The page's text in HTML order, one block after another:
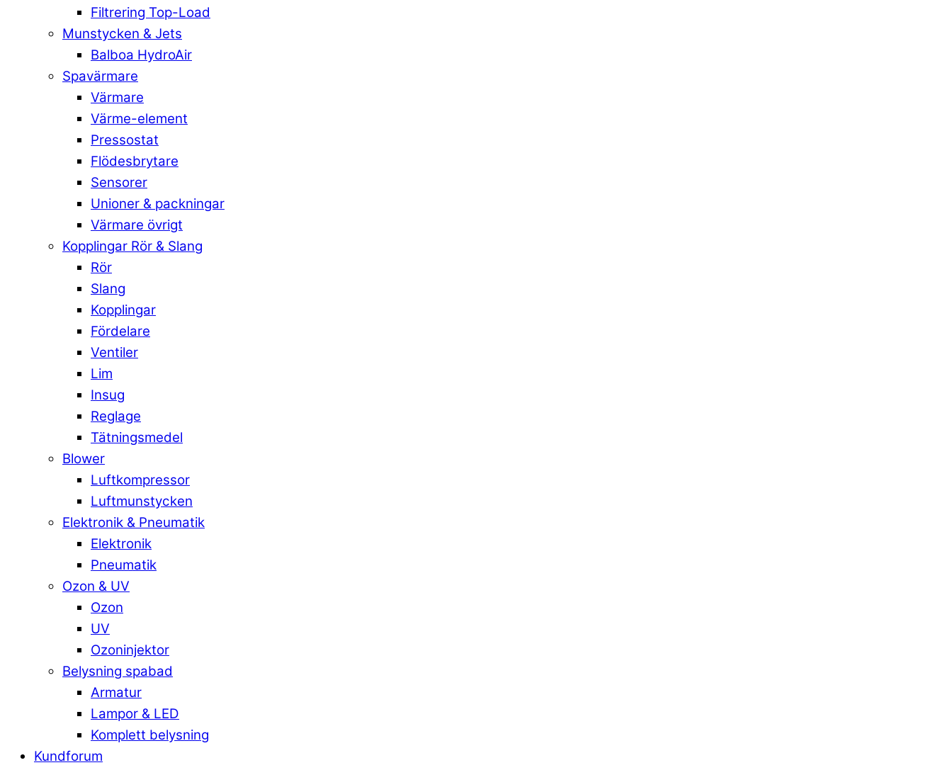
Filtrering Top-Load
Munstycken & Jets
Balboa HydroAir
Spavärmare
Värmare
Värme-element
Pressostat
Flödesbrytare
Sensorer
Unioner & packningar
Värmare övrigt
Kopplingar Rör & Slang
Rör
Slang
Kopplingar
Fördelare
Ventiler
Lim
Insug
Reglage
Tätningsmedel
Blower
Luftkompressor
Luftmunstycken
Elektronik & Pneumatik
Elektronik
Pneumatik
Ozon & UV
Ozon
UV
Ozoninjektor
Belysning spabad
Armatur
Lampor & LED
Komplett belysning
Kundforum